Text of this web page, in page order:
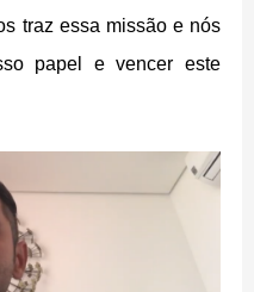
traz essa missão e nós
papel e vencer este